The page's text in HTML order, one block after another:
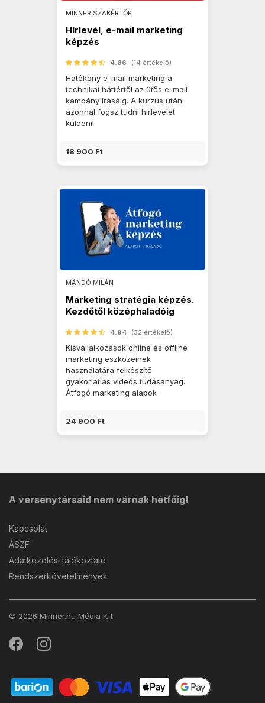
MINNER SZAKÉRTŐK
Hírlevél, e-mail marketing
képzés
4.86 (14 értékelő)
Hatékony e-mail marketing a
technikai háttértől az ütős e-mail
kampány írásáig. A kurzus után
azonnal fogsz tudni hírlevelet
küldeni!
18 900 Ft
MÁNDÓ MILÁN
Marketing stratégia képzés.
Kezdőtől középhaladóig
4.94 (32 értékelő)
Kisvállalkozások online és offline
marketing eszközeinek
használatára felkészítő
gyakorlatias videós tudásanyag.
Átfogó marketing alapok
24 900 Ft
A versenytársaid nem várnak hétfőig!
Kapcsolat
ÁSZF
Adatkezelési tájékoztató
Rendszerkövetelmények
© 2026 Minner.hu Média Kft